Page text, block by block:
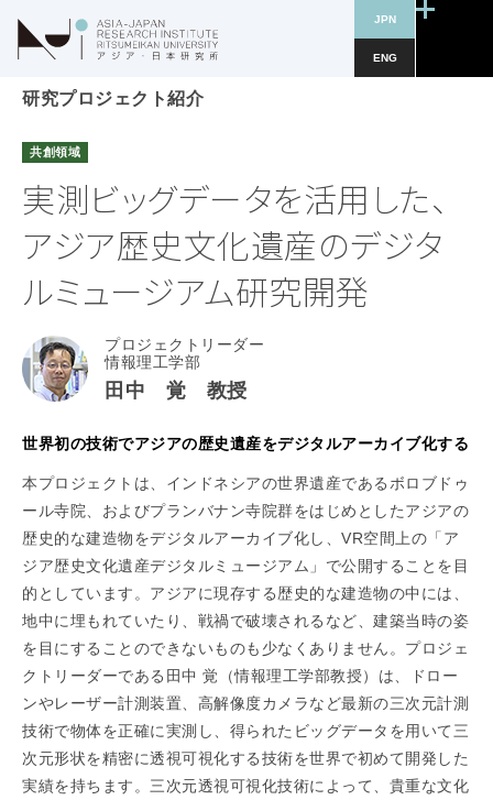
JPN
ENG
研究プロジェクト紹介
共創領域
実測ビッグデータを活用した、
アジア歴史文化遺産のデジタ
ルミュージアム研究開発
プロジェクトリーダー
情報理工学部
田中 覚 教授
世界初の技術でアジアの歴史遺産をデジタルアーカイブ化する
本プロジェクトは、インドネシアの世界遺産であるボロブドゥ
ール寺院、およびプランバナン寺院群をはじめとしたアジアの
歴史的な建造物をデジタルアーカイブ化し、VR空間上の「ア
ジア歴史文化遺産デジタルミュージアム」で公開することを目
的としています。アジアに現存する歴史的な建造物の中には、
地中に埋もれていたり、戦禍で破壊されるなど、建築当時の姿
を目にすることのできないものも少なくありません。プロジェ
クトリーダーである田中 覚（情報理工学部教授）は、ドロー
ンやレーザー計測装置、高解像度カメラなど最新の三次元計測
技術で物体を正確に実測し、得られたビッグデータを用いて三
次元形状を精密に透視可視化する技術を世界で初めて開発した
実績を持ちます。三次元透視可視化技術によって、貴重な文化